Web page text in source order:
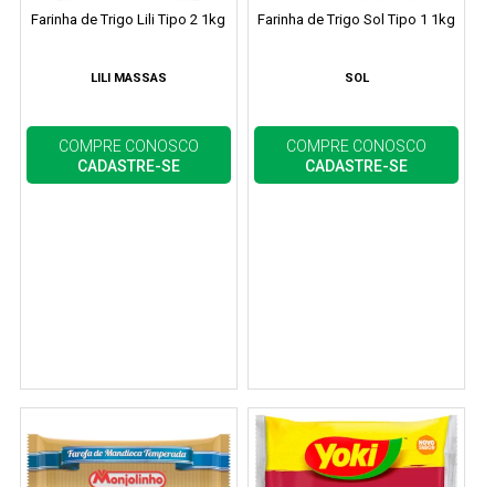
Farinha de Trigo Lili Tipo 2 1kg
LILI MASSAS
COMPRE CONOSCO
CADASTRE-SE
Farinha de Trigo Sol Tipo 1 1kg
SOL
COMPRE CONOSCO
CADASTRE-SE